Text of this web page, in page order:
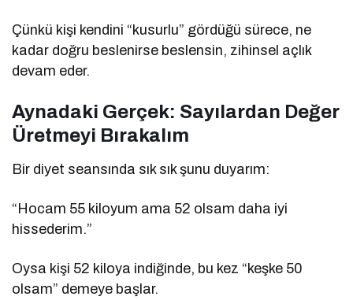
Çünkü kişi kendini “kusurlu” gördüğü sürece, ne
kadar doğru beslenirse beslensin, zihinsel açlık
devam eder.
Aynadaki Gerçek: Sayılardan Değer
Üretmeyi Bırakalım
Bir diyet seansında sık sık şunu duyarım:
“Hocam 55 kiloyum ama 52 olsam daha iyi
hissederim.”
Oysa kişi 52 kiloya indiğinde, bu kez “keşke 50
olsam” demeye başlar.